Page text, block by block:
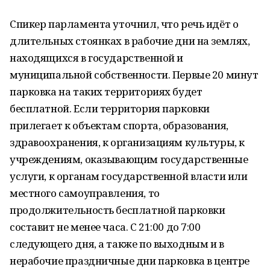
Спикер парламента уточнил, что речь идёт о
длительных стоянках в рабочие дни на землях,
находящихся в государственной и
муниципальной собственности. Первые 20 минут
парковка на таких территориях будет
бесплатной. Если территория парковки
прилегает к объектам спорта, образования,
здравоохранения, к организациям культуры, к
учреждениям, оказывающим государственные
услуги, к органам государственной власти или
местного самоуправления, то
продолжительность бесплатной парковки
составит не менее часа. С 21:00 до 7:00
следующего дня, а также по выходным и в
нерабочие праздничные дни парковка в центре